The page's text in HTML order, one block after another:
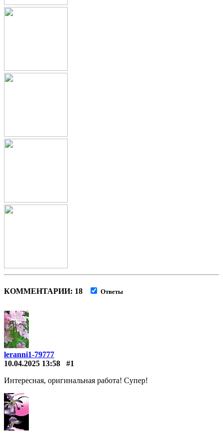
КОММЕНТАРИИ: 18 Ответы
leranni1-79777
10.04.2025 13:58
#1
Интересная, оригинальная работа! Супер!